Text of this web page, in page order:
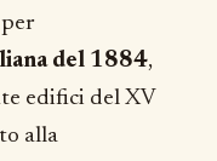
del 1884,
edifici del XV
alla